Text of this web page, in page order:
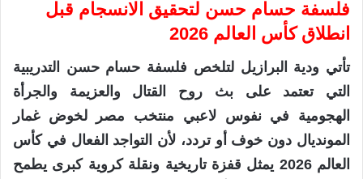
فلسفة حسام حسن لتحقيق الانسجام قبل
انطلاق كأس العالم 2026
تأتي ودية البرازيل لتلخص فلسفة حسام حسن التدريبية
التي تعتمد على بث روح القتال والعزيمة والجرأة
الهجومية في نفوس لاعبي منتخب مصر لخوض غمار
المونديال دون خوف أو تردد، لأن التواجد الفعال في كأس
العالم 2026 يمثل قفزة تاريخية ونقلة كروية كبرى يطمح